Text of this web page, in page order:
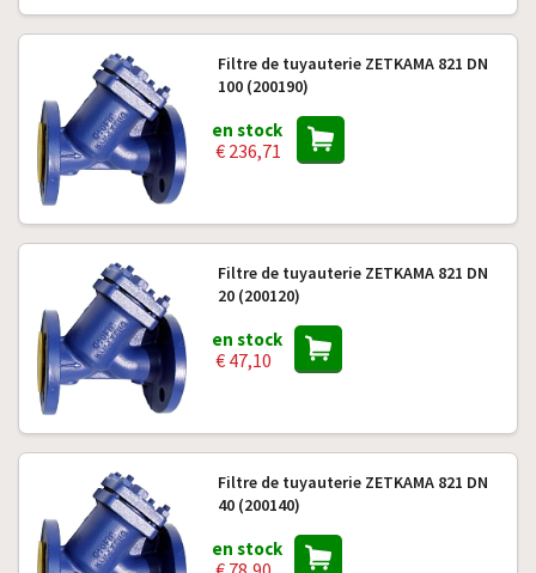
Filtre de tuyauterie ZETKAMA 821 DN
100 (200190)
en stock
€ 236,71
Filtre de tuyauterie ZETKAMA 821 DN
20 (200120)
en stock
€ 47,10
Filtre de tuyauterie ZETKAMA 821 DN
40 (200140)
en stock